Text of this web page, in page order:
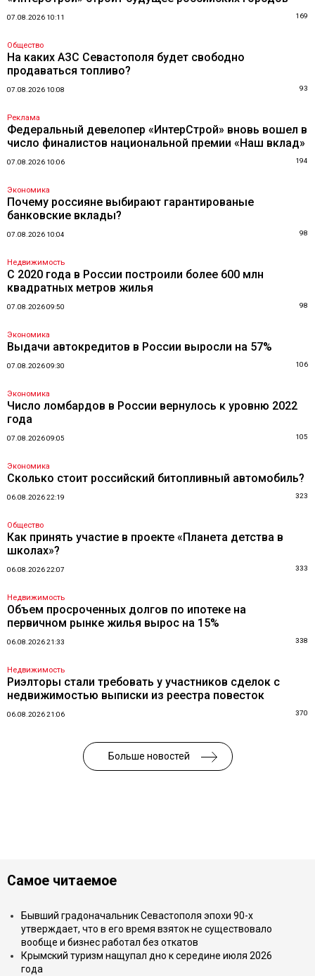
07.08.2026 10:11 169
Общество
На каких АЗС Севастополя будет свободно
продаваться топливо?
07.08.2026 10:08 93
Реклама
Федеральный девелопер «ИнтерСтрой» вновь вошел в
число финалистов национальной премии «Наш вклад»
07.08.2026 10:06 194
Экономика
Почему россияне выбирают гарантированые
банковские вклады?
07.08.2026 10:04 98
Недвижимость
С 2020 года в России построили более 600 млн
квадратных метров жилья
07.08.2026 09:50 98
Экономика
Выдачи автокредитов в России выросли на 57%
07.08.2026 09:30 106
Экономика
Число ломбардов в России вернулось к уровню 2022
года
07.08.2026 09:05 105
Экономика
Сколько стоит российский битопливный автомобиль?
06.08.2026 22:19 323
Общество
Как принять участие в проекте «Планета детства в
школах»?
06.08.2026 22:07 333
Недвижимость
Объем просроченных долгов по ипотеке на
первичном рынке жилья вырос на 15%
06.08.2026 21:33 338
Недвижимость
Риэлторы стали требовать у участников сделок с
недвижимостью выписки из реестра повесток
06.08.2026 21:06 370
Больше новостей
Самое читаемое
Бывший градоначальник Севастополя эпохи 90-х
утверждает, что в его время взяток не существовало
вообще и бизнес работал без откатов
Крымский туризм нащупал дно к середине июля 2026
года